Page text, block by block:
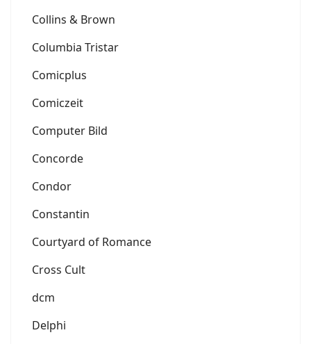
Collins & Brown
Columbia Tristar
Comicplus
Comiczeit
Computer Bild
Concorde
Condor
Constantin
Courtyard of Romance
Cross Cult
dcm
Delphi